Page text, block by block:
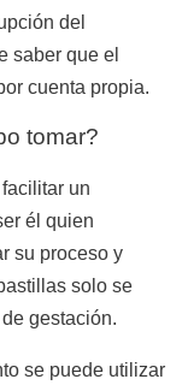
del
saber que el
cuenta propia.
tomar?
un
él quien
su proceso y
solo se
gestación.
se puede utilizar